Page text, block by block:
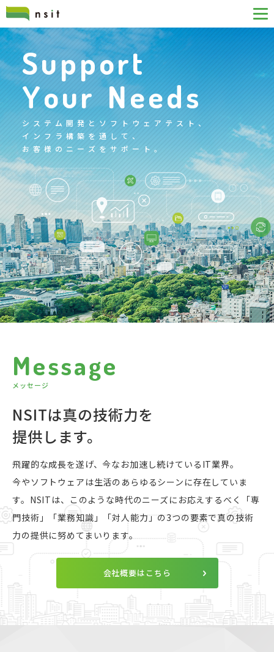
Support
Your Needs
シ ス テ ム 開 発 と ソ フ ト ウ ェ ア テ ス ト 、
イ ン フ ラ 構 築 を 通 し て 、
お 客 様 の ニ ー ズ を サ ポ ー ト 。
Message
メ ッセージ
NSITは真の技術力を
提供します。
飛躍的な成長を遂げ、今なお加速し続けているIT業界。
今やソフトウェアは生活のあらゆるシーンに存在していま
す。NSITは、このような時代のニーズにお応えするべく「専
門技術」「業務知識」「対人能力」の3つの要素で真の技術
力の提供に努めてまいります。
会社概要はこちら